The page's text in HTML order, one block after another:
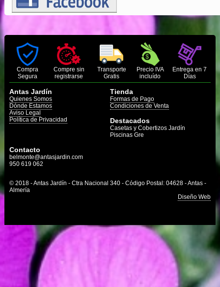
Compra
Segura
Compre sin
registrarse
Transporte
Gratis
Precio IVA
incluído
Entrega en 7
Días
Antas Jardín
Quienes Somos
Dónde Estamos
Aviso Legal
Política de Privacidad
Tienda
Formas de Pago
Condiciones de Venta
Destacados
Casetas y Cobertizos Jardín
Piscinas Gre
Contacto
belmonte@antasjardin.com
950 619 062
© 2018 - Antas Jardín - Ctra Nacional 340 - Código Postal: 04628 - Antas -
Almería
Diseño Web